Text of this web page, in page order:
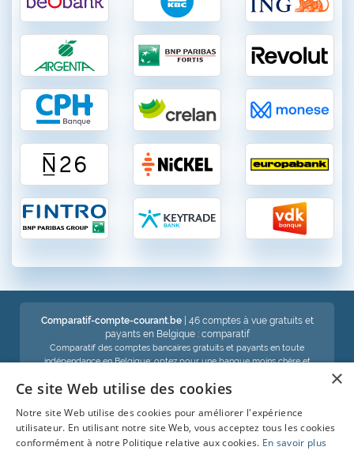
Comparatif-compte-courant.be| 46 comptes à vue gratuits et
payants en Belgique : comparatif
Comparatif des comptes bancaires gratuits et payants en toute
indépendance en Belgique: optez pour une banque moins chère et
Voir aussi :
×
Ce site Web utilise des cookies
Notre site Web utilise des cookies pour améliorer l'expérience
utilisateur. En utilisant notre site Web, vous acceptez tous les cookies
conformément à notre Politique relative aux cookies. En savoir plus